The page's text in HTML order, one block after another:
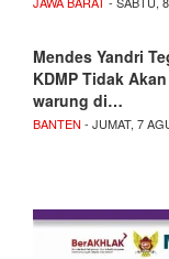
Mendes Yandri
KDMP Tidak
warung di…
BANTEN - JUMAT, 7